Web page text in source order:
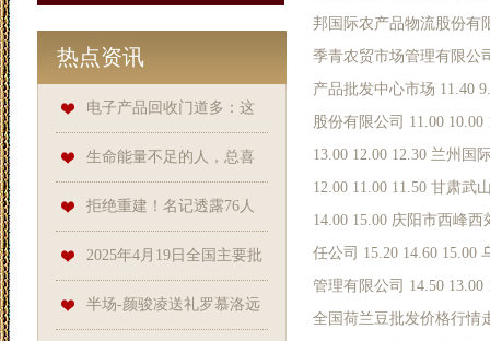
热点资讯
电子产品回收门道多：这
样处理最划算​_价值_公司_个人
生命能量不足的人，总喜
欢做这些傻事，越做越虚
拒绝重建！名记透露76人
将续约22+11两大悍将，1.6亿球
星或离队
2025年4月19日全国主要批
发市场荷兰豆价格行情
半场-颜骏凌送礼罗慕洛远
邦国际农产品物流股份有
季青农贸市场管理有限公
产品批发中心市场 11.40
股份有限公司 11.00
13.00 12.00 12.30 兰州国
12.00 11.00 11.50 甘肃武
14.00 15.00 庆阳市西峰
任公司 15.20 14.60 15.00
管理有限公司 14.50 13.00
全国荷兰豆批发价格行情